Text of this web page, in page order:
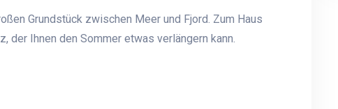
Grundstück zwischen Meer und Fjord. Zum Haus
der Ihnen den Sommer etwas verlängern kann.